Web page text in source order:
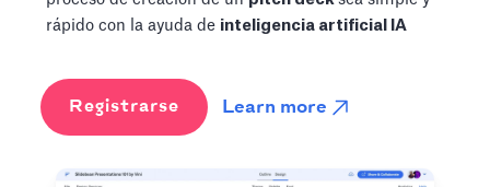
rápido con la ayuda de inteligencia artificial IA
Registrarse Learn more